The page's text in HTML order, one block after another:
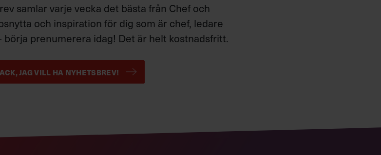
samlar varje vecka det bästa från Chef och
och inspiration för dig som är chef, ledare
prenumerera idag! Det är helt kostnadsfritt.
JAG VILL HA NYHETSBREV!